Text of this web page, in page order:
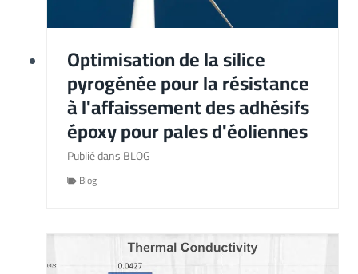
Optimisation de la silice
pyrogénée pour la résistance
à l'affaissement des adhésifs
époxy pour pales d'éoliennes
Publié dansBLOG
Blog